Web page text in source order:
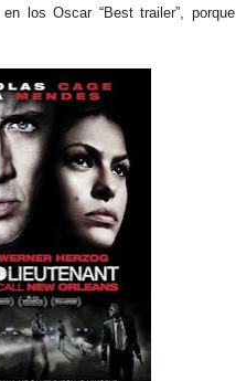
los Oscar “Best trailer”, porque